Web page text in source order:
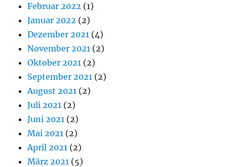
Februar 2022 (1)
Januar 2022 (2)
Dezember 2021 (4)
November 2021 (2)
Oktober 2021 (2)
September 2021 (2)
August 2021 (2)
Juli 2021 (2)
Juni 2021 (2)
Mai 2021 (2)
April 2021 (2)
März 2021 (5)